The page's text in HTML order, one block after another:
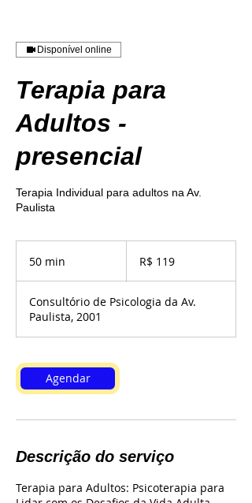
Disponível online
Terapia para
Adultos -
presencial
Terapia Individual para adultos na Av.
Paulista
50 min
i
n
brasileiros
R$ 119
Consultório de Psicologia da Av.
Paulista, 2001
Agendar
Descrição do serviço
Terapia para Adultos: Psicoterapia para